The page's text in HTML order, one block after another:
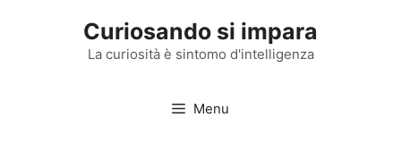
Curiosando si impara
La curiosità è sintomo d'intelligenza
Menu